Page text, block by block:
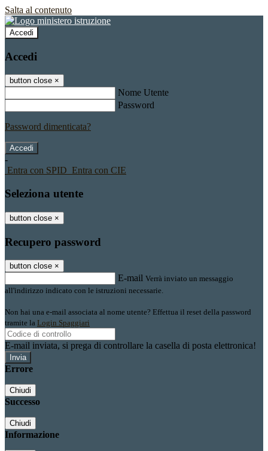
Salta al contenuto
Accedi
Accedi
button close ×
Nome Utente
Password
Password dimenticata?
-
Entra con SPID Entra con CIE
Seleziona utente
button close ×
Recupero password
button close ×
E-mail Verrà inviato un messaggio
all'indirizzo indicato con le istruzioni necessarie.
Non hai una e-mail associata al nome utente? Effettua il reset della password
tramite la Login Spaggiari
E-mail inviata, si prega di controllare la casella di posta elettronica!
Errore
Chiudi
Successo
Chiudi
Informazione